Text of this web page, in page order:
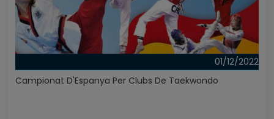
01/12/2022
Campionat D'Espanya Per Clubs De Taekwondo